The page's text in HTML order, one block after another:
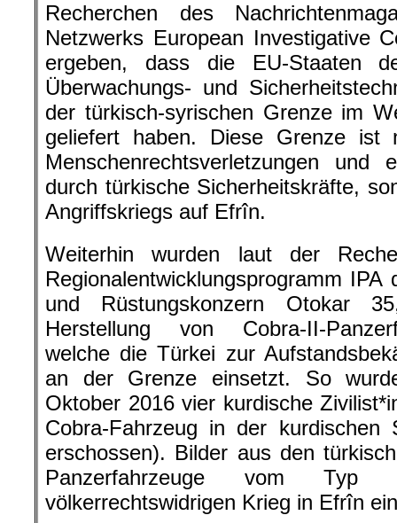
Recherchen des
Netzwerks European Investigative
ergeben, dass die EU-Staaten
Überwachungs- und
der türkisch-syrischen Grenze im
geliefert haben. Diese Grenze ist
Menschenrechtsverletzungen und
durch türkische Sicherheitskräfte,
Angriffskriegs auf Efrîn.
Weiterhin wurden laut der
Regionalentwicklungsprogramm
und Rüstungskonzern Otokar
Herstellung von Cobra-II-
welche die Türkei zur
an der Grenze einsetzt. So
Oktober 2016 vier kurdische
Cobra-Fahrzeug in der kurdischen
erschossen). Bilder aus den
Panzerfahrzeuge vom
völkerrechtswidrigen Krieg in Efrîn